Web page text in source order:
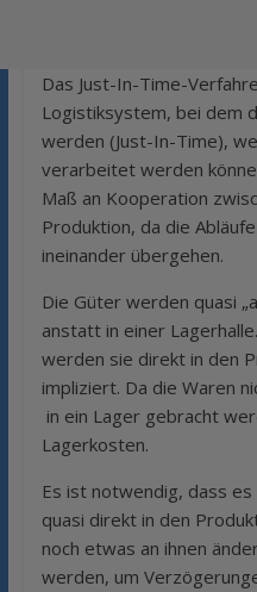
Das Just-In-Time-
Logistiksystem, bei dem
werden (Just-In-Time),
verarbeitet werden
Maß an Kooperation
Produktion, da die
ineinander übergehen.
Die Güter werden quasi
anstatt in einer
werden sie direkt in den
impliziert. Da die Waren
in ein Lager gebracht
Lagerkosten.
Es ist notwendig, dass
quasi direkt in den
noch etwas an ihnen
werden, um